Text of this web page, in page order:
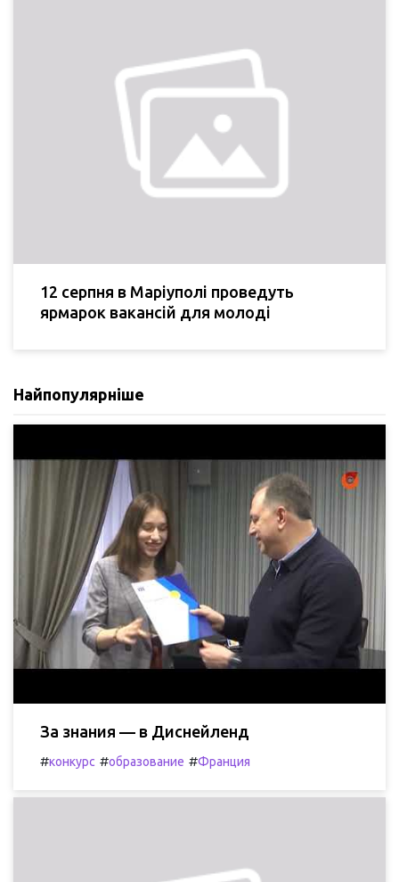
12 серпня в Маріуполі проведуть
ярмарок вакансій для молоді
Найпопулярніше
За знания — в Диснейленд
#конкурс #образование #Франция